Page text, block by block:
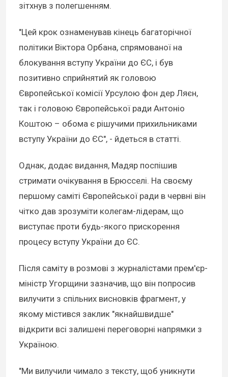
зітхнув з полегшенням.
"Цей крок ознаменував кінець багаторічної
політики Віктора Орбана, спрямованої на
блокування вступу України до ЄС, і був
позитивно сприйнятий як головою
Європейської комісії Урсулою фон дер Ляєн,
так і головою Європейської ради Антоніо
Коштою – обома є рішучими прихильниками
вступу України до ЄС", - йдеться в статті.
Однак, додає видання, Мадяр поспішив
стримати очікування в Брюсселі. На своєму
першому саміті Європейської ради в червні він
чітко дав зрозуміти колегам-лідерам, що
виступає проти будь-якого прискорення
процесу вступу України до ЄС.
Після саміту в розмові з журналістами прем'єр-
міністр Угорщини зазначив, що він попросив
вилучити з спільних висновків фрагмент, у
якому містився заклик "якнайшвидше"
відкрити всі залишені переговорні напрямки з
Україною.
"Ми вилучили чимало з тексту, щоб уникнути